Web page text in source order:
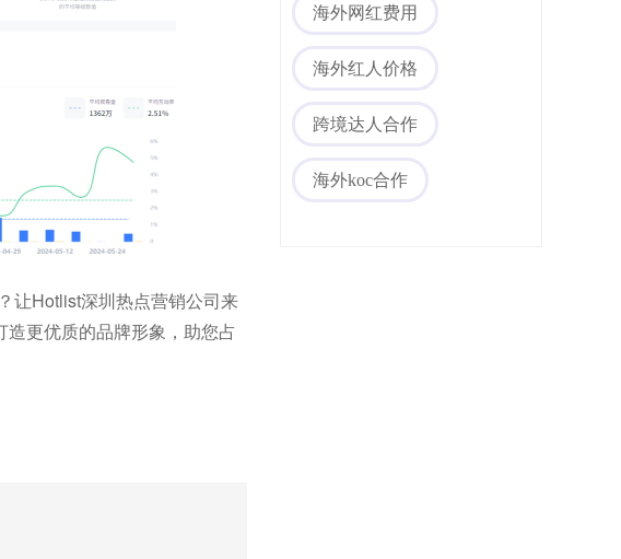
让Hotlist深圳热点营销公司来
更优质的品牌形象，助您占
海外网红费用
海外红人价格
跨境达人合作
海外koc合作